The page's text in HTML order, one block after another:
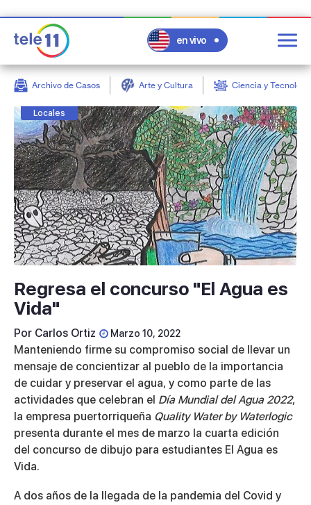
en vivo
Archivo de Casos Arte y Cultura Ciencia y
Locales
Regresa el concurso "El Agua es
Vida"
Por Carlos Ortiz Marzo 10, 2022
Manteniendo firme su compromiso social de llevar un
mensaje de concientizar al pueblo de la importancia
de cuidar y preservar el agua, y como parte de las
actividades que celebran el Día Mundial del Agua 2022,
la empresa puertorriqueña Quality Water by Waterlogic
presenta durante el mes de marzo la cuarta edición
del concurso de dibujo para estudiantes El Agua es
Vida.
A dos años de la llegada de la pandemia del Covid y
post